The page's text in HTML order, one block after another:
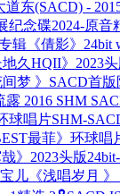
东(SACD) -
纪念碟2024-原音
辑《倩影》24bit
久HQII》2023
梦 》SACD首
2016 SHM
球唱片SHM-
最菲》环球唱
》2023头版
儿《浅唱岁月 》